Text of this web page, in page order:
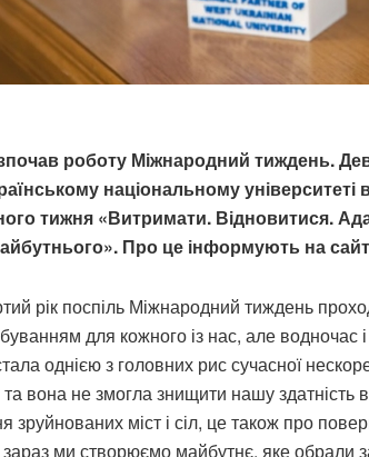
роботу Міжнародний тиждень.
національному університеті
тижня «Витримати. Відновитися.
Про це інформують на
рік поспіль Міжнародний тиждень
для кожного із нас, але водночас
однією з головних рис сучасної
та вона не змогла знищити нашу
зруйнованих міст і сіл, це також про
ми створюємо майбутнє, яке обрали